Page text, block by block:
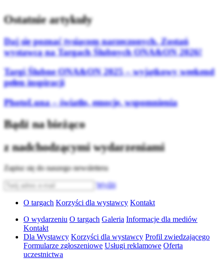
Ostatnie artykuły
Daj się poznać tysiącom narzeczonych. Zostań
wystawcą na Targach Ślubnych ONA&ON 2026!
Targi Ślubne ONA&ON 2025 – wyjątkowy weekend
pełen inspiracji
PhotoLuna – światło, emocje, wspomnienia
Bądź na bieżąco
z nadchodzącymi wydarzeniami
Zapisz się do naszego newslettera
Wyślij
O targach Korzyści dla wystawcy Kontakt
O wydarzeniu O targach Galeria Informacje dla mediów
Kontakt
Dla Wystawcy Korzyści dla wystawcy Profil zwiedzającego
Formularze zgłoszeniowe Usługi reklamowe Oferta
uczestnictwa